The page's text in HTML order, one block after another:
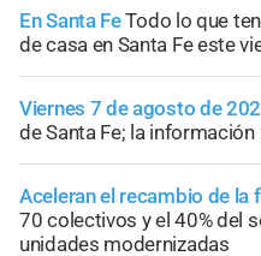
En Santa FeTodo lo que
de casa en Santa Fe este
Viernes 7 de agosto de
de Santa Fe; la
Aceleran el recambio de la
70 colectivos y el 40% del
unidades modernizadas